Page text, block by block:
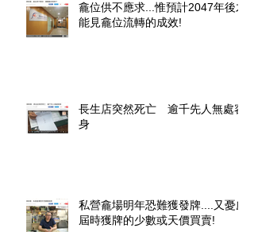
龕位供不應求...惟預計2047年後才
能見龕位流轉的成效!
長生店突然死亡 逾千先人無處容
身
私營龕場明年恐難獲發牌....又憂慮
屆時獲牌的少數或天價買賣!